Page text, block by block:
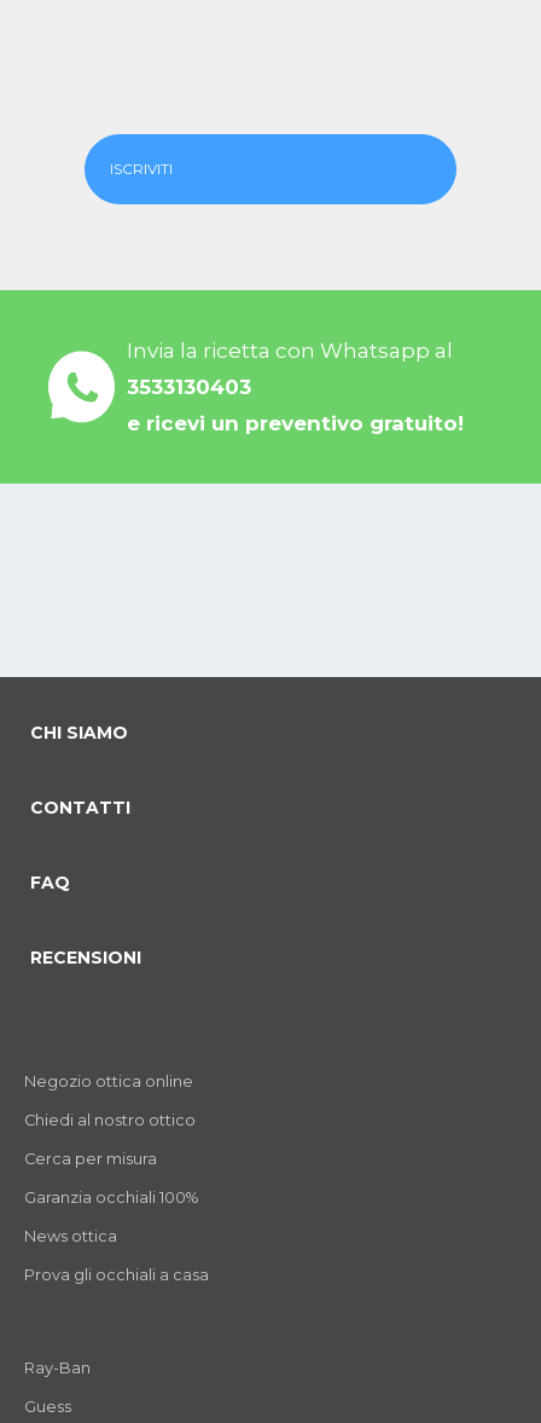
ISCRIVITI
Invia la ricetta con Whatsapp al
3533130403
e ricevi un preventivo gratuito!
CHI SIAMO
CONTATTI
FAQ
RECENSIONI
Negozio ottica online
Chiedi al nostro ottico
Cerca per misura
Garanzia occhiali 100%
News ottica
Prova gli occhiali a casa
Ray-Ban
Guess